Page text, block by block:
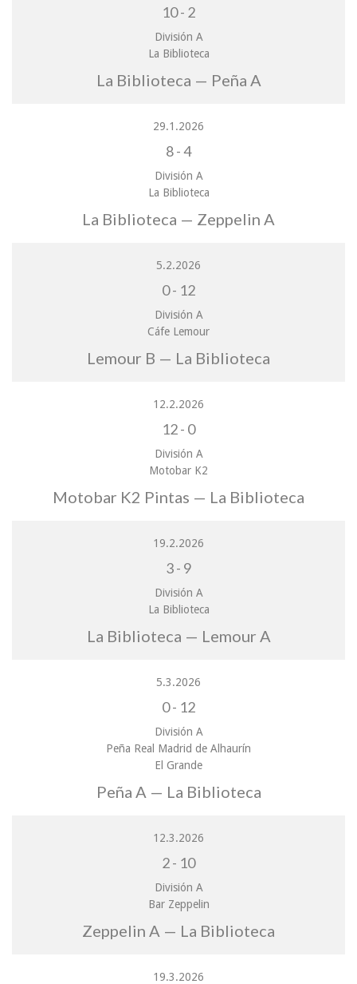
10- 2
División A
La Biblioteca
La Biblioteca — Peña A
29.1.2026
8-4
División A
La Biblioteca
La Biblioteca — Zeppelin A
5.2.2026
0- 12
División A
Cáfe Lemour
Lemour B — La Biblioteca
12.2.2026
12- 0
División A
Motobar K2
Motobar K2 Pintas — La Biblioteca
19.2.2026
3- 9
División A
La Biblioteca
La Biblioteca — Lemour A
5.3.2026
0- 12
División A
Peña Real Madrid de Alhaurín
El Grande
Peña A — La Biblioteca
12.3.2026
2- 10
División A
Bar Zeppelin
Zeppelin A — La Biblioteca
19.3.2026